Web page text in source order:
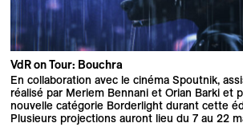
VdR on Tour: Bouchra
En collaboration avec le cinéma Spoutnik,
réalisé par Meriem Bennani et Orian Barki et
nouvelle catégorie Borderlight durant cette
Plusieurs projections auront lieu du 7 au 22